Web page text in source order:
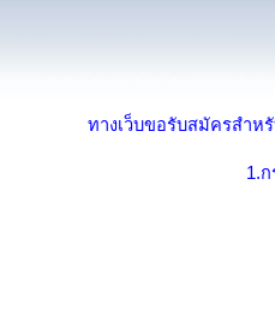
ทางเว็บขอรับสมัครสำห
1.